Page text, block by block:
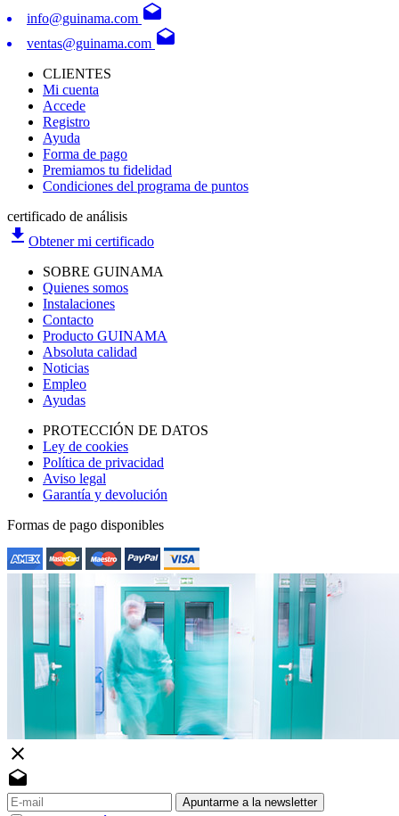
info@guinama.com drafts
ventas@guinama.com drafts
CLIENTES
Mi cuenta
Accede
Registro
Ayuda
Forma de pago
Premiamos tu fidelidad
Condiciones del programa de puntos
certificado de análisis
file_download Obtener mi certificado
SOBRE GUINAMA
Quienes somos
Instalaciones
Contacto
Producto GUINAMA
Absoluta calidad
Noticias
Empleo
Ayudas
PROTECCIÓN DE DATOS
Ley de cookies
Política de privacidad
Aviso legal
Garantía y devolución
Formas de pago disponibles
close
drafts
Apuntarme a la newsletter